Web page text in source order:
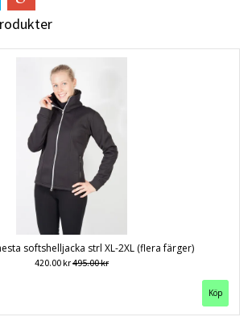
softshelljacka strl XL-2XL (flera färger)
420.00 kr495.00 kr
Köp